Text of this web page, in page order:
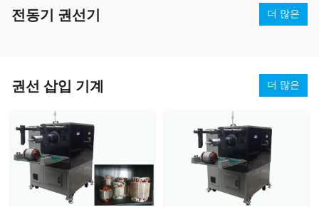
전동기 권선기 더 많은
권선 삽입 기계 더 많은